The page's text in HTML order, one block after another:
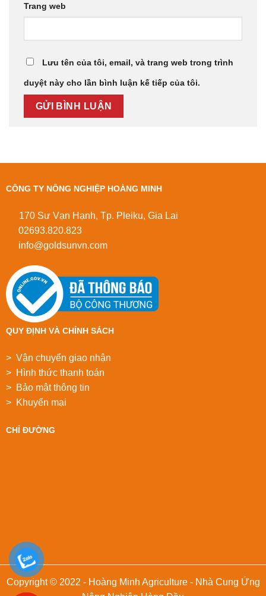
Trang web
Lưu tên của tôi, email, và trang web trong trình
duyệt này cho lần bình luận kế tiếp của tôi.
CÔNG TY NÔNG NGHIỆP HOÀNG MINH
170 Sư Vạn Hạnh, Tp. Pleiku, Gia Lai
02693.820.823
info@goldsunvn.com
QUY ĐỊNH VÀ CHÍNH SÁCH
> Vận chuyển giao nhận
> Hình thức thanh toán
> Bảo mật thông tin
> Khuyển mại
CHỈ ĐƯỜNG
Copyright © 2022 - Hoàng Minh Agriculture - Nhà Cung Ứng